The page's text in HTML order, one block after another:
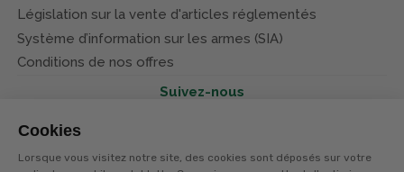
Cookies
Lorsque vous visitez notre site, des cookies sont déposés sur votre
Législation sur la vente d'articles réglementés
Système d’information sur les armes (SIA)
Conditions de nos offres
Suivez-nous